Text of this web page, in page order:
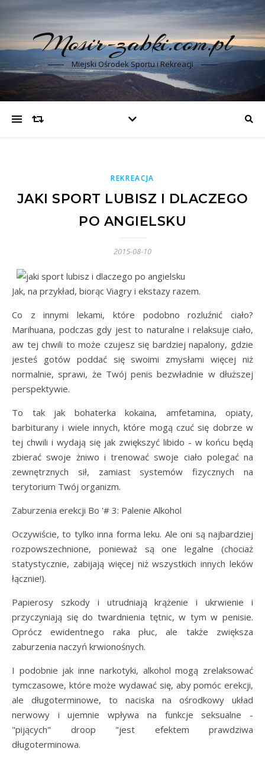
Mosir-zabki.com.pl
Miejski Ośrodek Sportu i Rekreacji
REKREACJA
JAKI SPORT LUBISZ I DLACZEGO
PO ANGIELSKU
2015-08-10
Jak, na przykład, biorąc Viagry i ekstazy razem.
Co z innymi lekami, które podobno rozluźnić ciało?
Marihuana, podczas gdy jest to naturalne i relaksuje ciało,
aw tej chwili to może czujesz się bardziej napalony, gdzie
jesteś gotów poddać się swoimi zmysłami więcej niż
normalnie, sprawi, że Twój penis bezwładnie w dłuższej
perspektywie.
To tak jak bohaterka kokaina, amfetamina, opiaty,
barbiturany i wiele innych, które mogą czuć się dobrze w
tej chwili i wydają się jak zwiększyć libido - w końcu będą
zbierać swoje żniwo i trenować swoje ciało polegać na
zewnętrznych sił, zamiast systemów fizycznych na
terytorium Twój organizm.
Zaburzenia erekcji Bo '# 3: Palenie Alkohol
Oczywiście, to tylko inna forma leku. Ale oni są najbardziej
rozpowszechnione, ponieważ są one legalne (chociaż
statystycznie, zabijają więcej niż wszystkich innych leków
łącznie!).
Papierosy szkody i utrudniają krążenie i ukrwienie i
przyczyniają się do twardnienia tętnic, w tym w penisie.
Oprócz ewidentnego raka płuc, ale także zwiększa
zaburzenia naczyń krwionośnych.
I podobnie jak inne narkotyki, alkohol mogą zrelaksować
tymczasowe, które może wydawać się, aby pomóc erekcji,
ale długoterminowe, to naciska na ośrodkowy układ
nerwowy i ujemnie wpływa na funkcje seksualne -
"pijących" droop "jest efektem prawdziwa
długoterminowa.